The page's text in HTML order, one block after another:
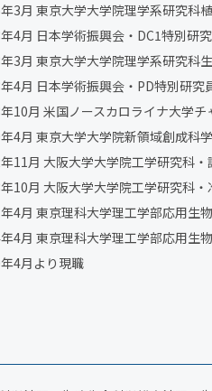
3月 東京大学大学院理学系研究科
4月 日本学術振興会・DC1特別研
3月 東京大学大学院理学系研究科
4月 日本学術振興会・PD特別研究
10月 米国ノースカロライナ大学
4月 東京大学大学院新領域創成科
11月 大阪大学大学院工学研究科・
10月 大阪大学大学院工学研究科・
4月 東京理科大学理工学部応用生
4月 東京理科大学理工学部応用生
4月より現職